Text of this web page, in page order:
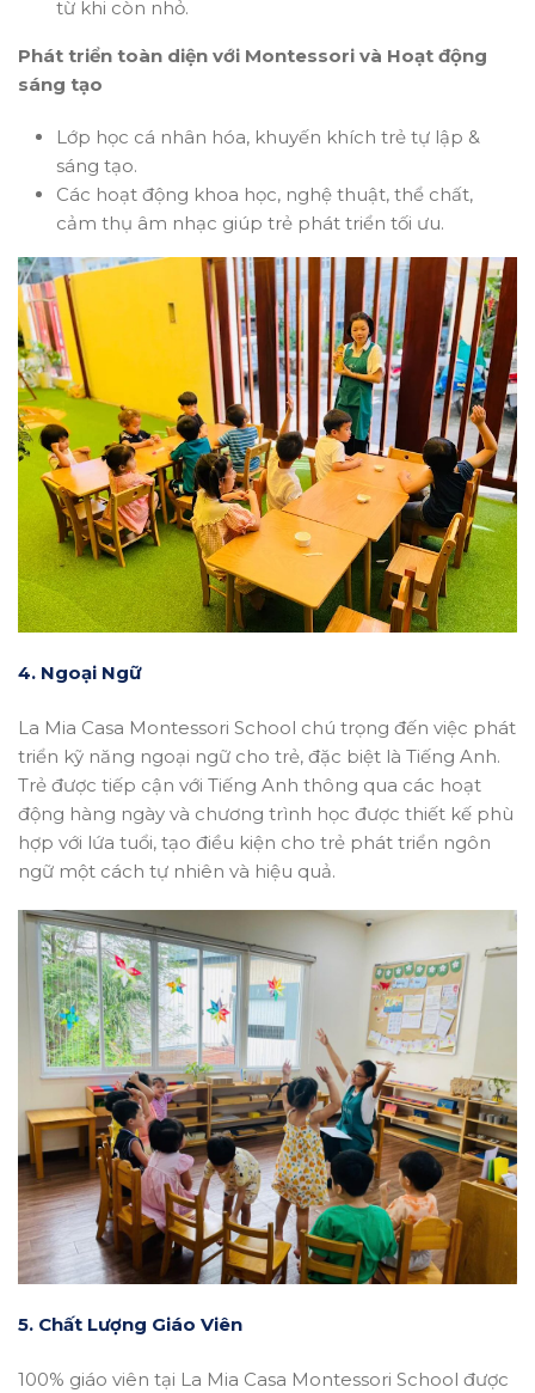
từ khi còn nhỏ.
Phát triển toàn diện với Montessori và Hoạt động
sáng tạo
Lớp học cá nhân hóa, khuyến khích trẻ tự lập &
sáng tạo.
Các hoạt động khoa học, nghệ thuật, thể chất,
cảm thụ âm nhạc giúp trẻ phát triển tối ưu.
4. Ngoại Ngữ
La Mia Casa Montessori School chú trọng đến việc phát
triển kỹ năng ngoại ngữ cho trẻ, đặc biệt là Tiếng Anh.
Trẻ được tiếp cận với Tiếng Anh thông qua các hoạt
động hàng ngày và chương trình học được thiết kế phù
hợp với lứa tuổi, tạo điều kiện cho trẻ phát triển ngôn
ngữ một cách tự nhiên và hiệu quả.
5. Chất Lượng Giáo Viên
100% giáo viên tại La Mia Casa Montessori School được